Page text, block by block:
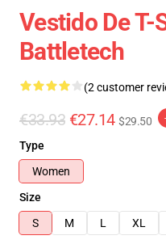
Vestido De
Battletech
(2 customer
€33.93 €27.14 $29.50
Type
Women
Size
S
M L XL